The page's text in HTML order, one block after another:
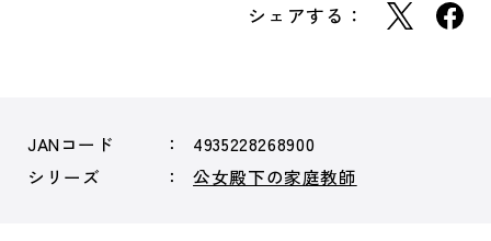
シェアする：
JANコード
4935228268900
シリーズ
公女殿下の家庭教師